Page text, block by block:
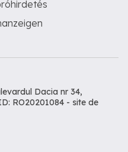
Dacia nr 34,
RO20201084 - site de